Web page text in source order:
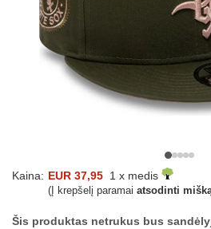
Kaina: EUR 37,95 1 x medis
(Į krepšelį paramai atsodinti
Šis produktas netrukus bus